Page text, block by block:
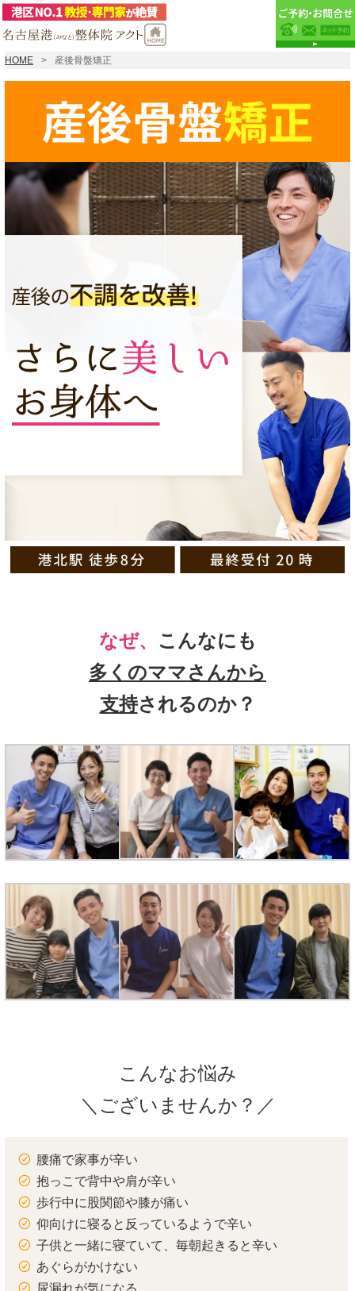
HOME 産後骨盤矯正
なぜ、 こんなにも
多くのママさんから
支持されるのか？
こんなお悩み
＼ございませんか？／
腰痛で家事が辛い
抱っこで背中や肩が辛い
歩行中に股関節や膝が痛い
仰向けに寝ると反っているようで辛い
子供と一緒に寝ていて、毎朝起きると辛い
あぐらがかけない